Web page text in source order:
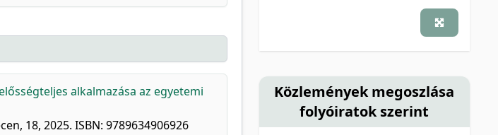
alkalmazása az egyetemi
18, 2025. ISBN: 9789634906926
Közlemények megoszlása
folyóiratok szerint